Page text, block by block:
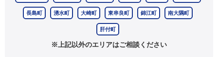
長島町 湧水町 大崎町 東串良町 錦江町 南大隅町
肝付町
※上記以外のエリアはご相談ください